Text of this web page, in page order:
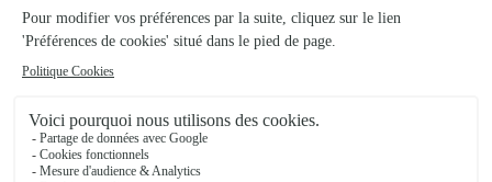
Il Etait Une Fleur